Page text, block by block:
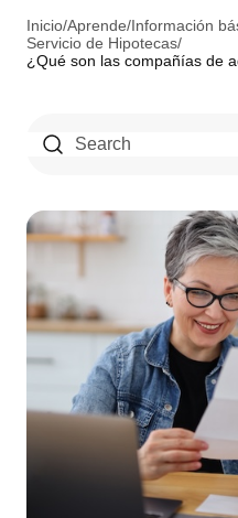
Inicio/Aprende/Información
Servicio de Hipotecas/
¿Qué son las compañías de